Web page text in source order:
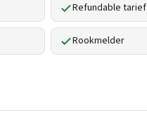
Refundable tarief
Rookmelder